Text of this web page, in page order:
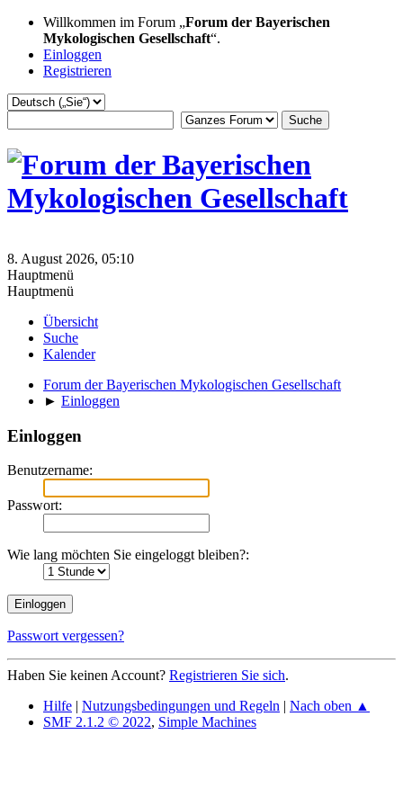
Willkommen im Forum „Forum der Bayerischen
Mykologischen Gesellschaft“.
Einloggen
Registrieren
8. August 2026, 05:10
Hauptmenü
Hauptmenü
Übersicht
Suche
Kalender
Forum der Bayerischen Mykologischen Gesellschaft
► Einloggen
Einloggen
Benutzername:
Passwort:
Wie lang möchten Sie eingeloggt bleiben?:
Passwort vergessen?
Haben Sie keinen Account? Registrieren Sie sich.
Hilfe | Nutzungsbedingungen und Regeln | Nach oben ▲
SMF 2.1.2 © 2022, Simple Machines